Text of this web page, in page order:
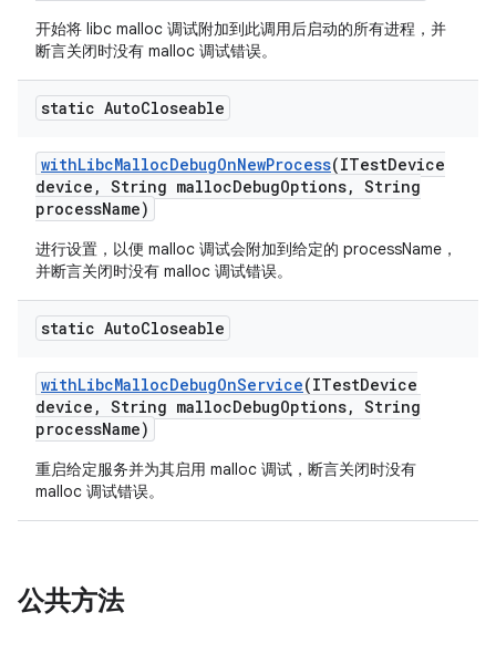
开始将 libc malloc 调试附加到此调用后启动的所有进程，并
断言关闭时没有 malloc 调试错误。
static AutoCloseable
withLibcMallocDebugOnNewProcess(ITestDevice
device , String mallocDebugOptions, String
processName)
进行设置，以便 malloc 调试会附加到给定的 processName，
并断言关闭时没有 malloc 调试错误。
static AutoCloseable
withLibcMallocDebugOnService(ITestDevice
device , String mallocDebugOptions, String
processName)
重启给定服务并为其启用 malloc 调试，断言关闭时没有
malloc 调试错误。
公共方法